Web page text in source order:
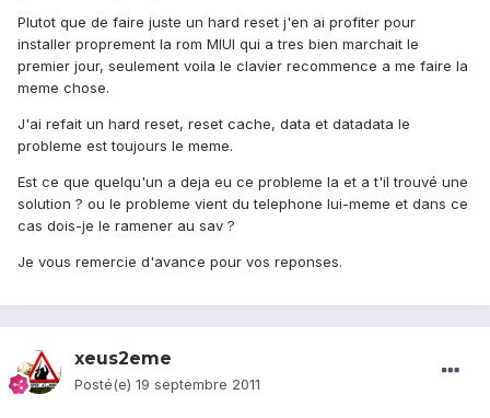
Plutot que de faire juste un hard reset j'en ai profiter pour
installer proprement la rom MIUI qui a tres bien marchait le
premier jour, seulement voila le clavier recommence a me faire la
meme chose.
J'ai refait un hard reset, reset cache, data et datadata le
probleme est toujours le meme.
Est ce que quelqu'un a deja eu ce probleme la et a t'il trouvé une
solution ? ou le probleme vient du telephone lui-meme et dans ce
cas dois-je le ramener au sav ?
Je vous remercie d'avance pour vos reponses.
xeus2eme
Posté(e) 19 septembre 2011